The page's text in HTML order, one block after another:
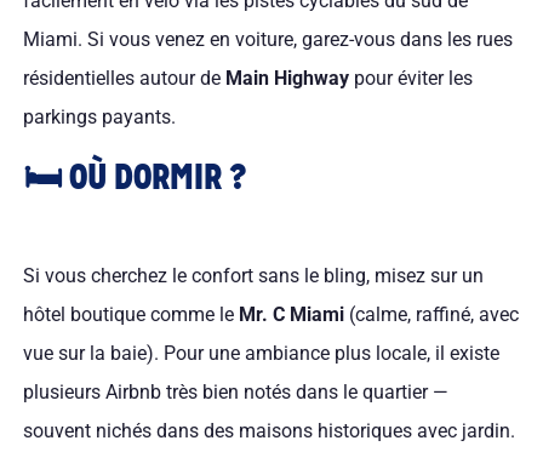
Miami. Si vous venez en voiture, garez-vous dans les rues
résidentielles autour de Main Highwaypour éviter les
parkings payants.
🛏️ OÙ DORMIR ?
Si vous cherchez le confort sans le bling, misez sur un
hôtel boutique comme le Mr. C Miami(calme, raffiné, avec
vue sur la baie). Pour une ambiance plus locale, il existe
plusieurs Airbnb très bien notés dans le quartier —
souvent nichés dans des maisons historiques avec jardin.